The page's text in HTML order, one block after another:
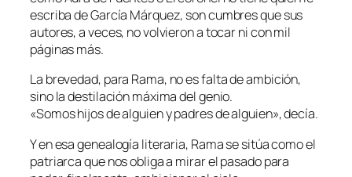
escriba de García Márquez, son cumbres que sus
autores, a veces, no volvieron a tocar ni con mil
páginas más.
La brevedad, para Rama, no es falta de ambición,
sino la destilación máxima del genio.
«Somos hijos de alguien y padres de alguien», decía.
Y en esa genealogía literaria, Rama se sitúa como el
patriarca que nos obliga a mirar el pasado para